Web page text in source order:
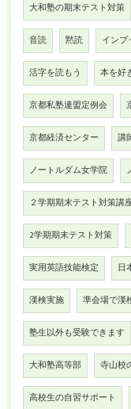
大和塾の期末テスト対策
音読 黙読 インプ
活字を読もう 本を好
京都私塾連盟定例会
京都経済センター 講
ノートルダム女学院
２学期期末テスト対策講
2学期期末テスト対策
実用英語技能検定 日
漢検実施 準会場で漢
塾生以外も受験できます
大和塾高等部 寺山校
高校生の自習サポート